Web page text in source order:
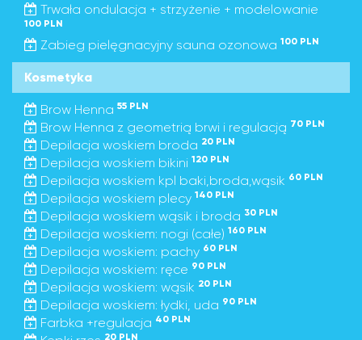
Trwała ondulacja + strzyżenie + modelowanie
100 PLN
Zabieg pielęgnacyjny sauna ozonowa 100 PLN
Kosmetyka
Brow Henna 55 PLN
Brow Henna z geometrią brwi i regulacją 70 PLN
Depilacja woskiem broda 20 PLN
Depilacja woskiem bikini 120 PLN
Depilacja woskiem kpl baki,broda,wąsik 60 PLN
Depilacja woskiem plecy 140 PLN
Depilacja woskiem wąsik i broda 30 PLN
Depilacja woskiem: nogi (całe) 160 PLN
Depilacja woskiem: pachy 60 PLN
Depilacja woskiem: ręce 90 PLN
Depilacja woskiem: wąsik 20 PLN
Depilacja woskiem: łydki, uda 90 PLN
Farbka +regulacja 40 PLN
20 PLN